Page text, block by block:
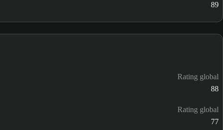
89
Rating global
88
Rating global
77